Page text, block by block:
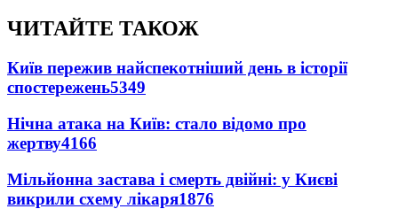
ЧИТАЙТЕ ТАКОЖ
Київ пережив найспекотніший день в історії
спостережень5349
Нічна атака на Київ: стало відомо про
жертву4166
Мільйонна застава і смерть двійні: у Києві
викрили схему лікаря1876